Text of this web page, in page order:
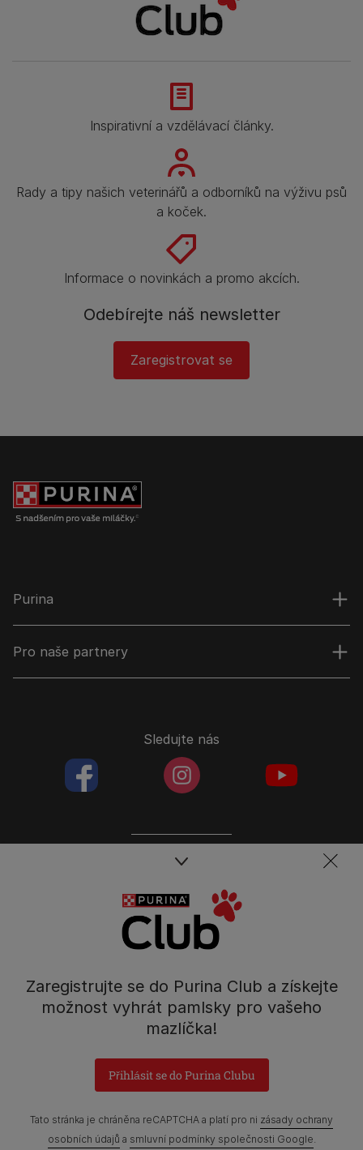
Inspirativní a vzdělávací články.
Rady a tipy našich veterinářů a odborníků na výživu psů
a koček.
Informace o novinkách a promo akcích.
Odebírejte náš newsletter
Zaregistrovat se
Zaregistrujte se do Purina Club a získejte
možnost vyhrát pamlsky pro vašeho
mazlíčka!
Přihlásit se do Purina Clubu
Tato stránka je chráněna reCAPTCHA a platí pro ni zásady ochrany
osobních údajů a smluvní podmínky společnosti Google.
Purina
Pro naše partnery
Spojte se s týmem péče o domácí mazlíčky
Tel.: 800 135 135
Mezi Vodami 2035/31,
Praha 4 - Modřany
Sledujte nás
facebookColoredinstagramColored
Prohlášení o přístupnosti Všeobecné podmínky
Marketingové podmínky Ochrana soukromí Soubory Cookies